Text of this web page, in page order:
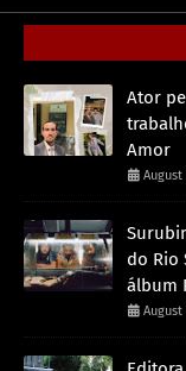
Ator
Amor
August
do Rio
álbum
August